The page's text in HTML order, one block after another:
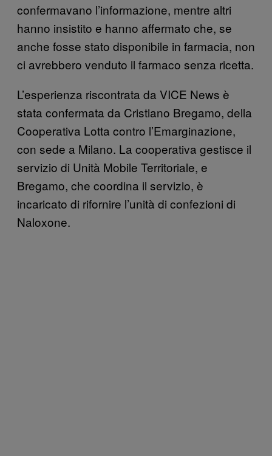
confermavano l’informazione, mentre altri
hanno insistito e hanno affermato che, se
anche fosse stato disponibile in farmacia, non
ci avrebbero venduto il farmaco senza ricetta.
L’esperienza riscontrata da VICE News è
stata confermata da Cristiano Bregamo, della
Cooperativa Lotta contro l’Emarginazione,
con sede a Milano. La cooperativa gestisce il
servizio di Unità Mobile Territoriale, e
Bregamo, che coordina il servizio, è
incaricato di rifornire l’unità di confezioni di
Naloxone.